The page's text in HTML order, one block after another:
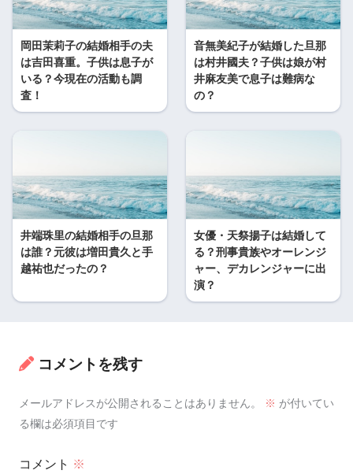
岡田茉莉子の結婚相手の夫
は吉田喜重。子供は息子が
いる？今現在の活動も調
査！
音無美紀子が結婚した旦那
は村井國夫？子供は娘が村
井麻友美で息子は難病な
の？
井端珠里の結婚相手の旦那
は誰？元彼は増田貴久と手
越祐也だったの？
女優・天祭揚子は結婚して
る？刑事貴族やオーレンジ
ャー、デカレンジャーに出
演？
コメントを残す
メールアドレスが公開されることはありません。 ※ が付いてい
る欄は必須項目です
コメント ※